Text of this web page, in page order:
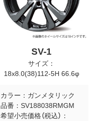
SV-1
サイズ：
18x8.0(38)112-5H 66.6φ
カラー： ガンメタリック
品番： SV188038RMGM
希望小売価格（税込）：